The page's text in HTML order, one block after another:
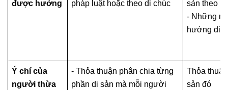
được hưởng
pháp luật hoặc theo di chúc
sản theo
- Những
hưởng di
Ý chí của
người thừa
- Thỏa thuận phân chia từng
phần di sản mà mỗi người
Thỏa
sản đó